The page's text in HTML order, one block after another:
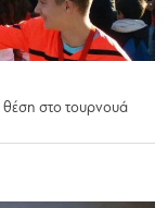
θέση στο τουρνουά